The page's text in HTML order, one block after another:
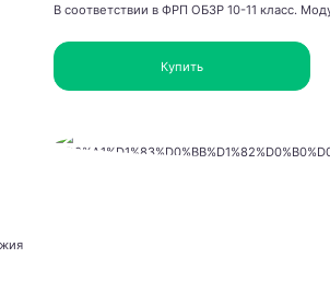
В соответствии в ФРП ОБЗР 10-11 класс.
Купить